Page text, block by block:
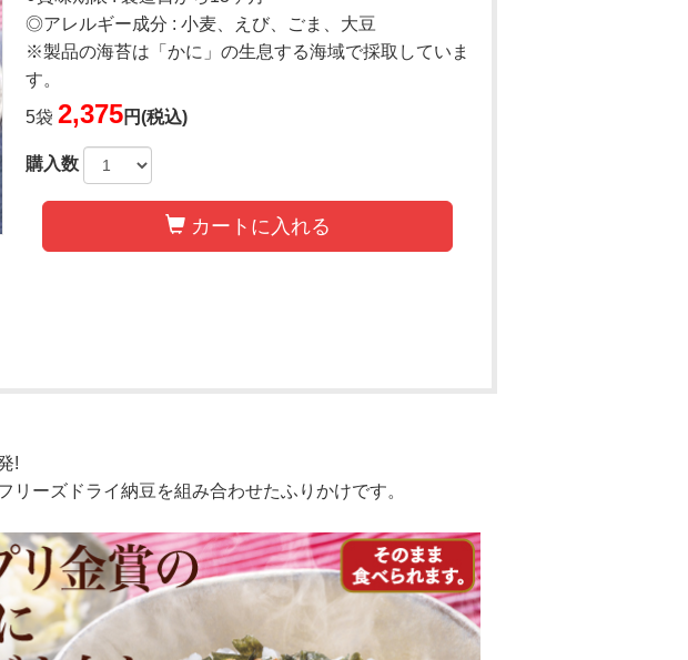
◎アレルギー成分 : 小麦、えび、ごま、大豆
※製品の海苔は「かに」の生息する海域で採取していま
す。
5袋 2,375円(税込)
購入数
カートに入れる
!
ーズドライ納豆を組み合わせたふりかけです。